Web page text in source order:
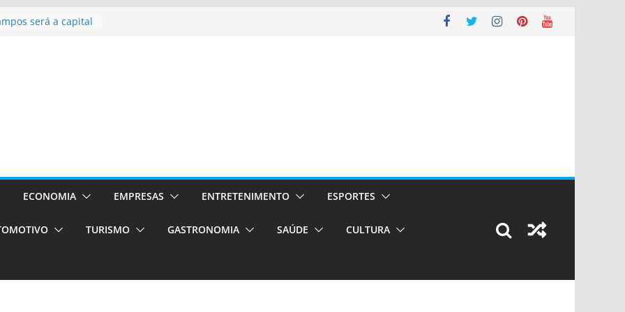
será a capital
Orientados
E VAN
em Porto
bolsas –
ECONOMIA EMPRESAS ENTRETENIMENTO ESPORTES
TURISMO GASTRONOMIA SAÚDE CULTURA